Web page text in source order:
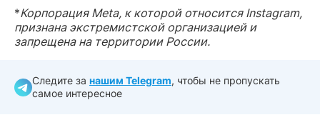
*Корпорация Meta, к которой относится Instagram,
признана экстремистской организацией и
запрещена на территории России.
Следите за нашим Telegram, чтобы не пропускать
самое интересное